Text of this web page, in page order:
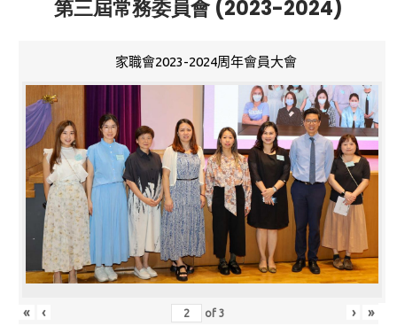
第三屆常務委員會 (2023-2024)
家職會2023-2024周年會員大會
« ‹ of3 › »